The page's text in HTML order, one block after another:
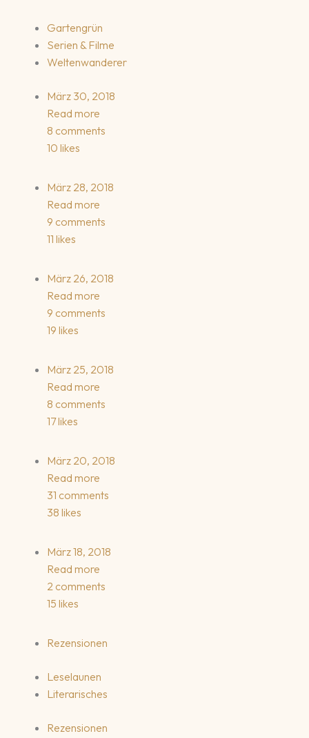
Gartengrün
Serien & Filme
Weltenwanderer
März 30, 2018
Read more
8 comments
10 likes
März 28, 2018
Read more
9 comments
11 likes
März 26, 2018
Read more
9 comments
19 likes
März 25, 2018
Read more
8 comments
17 likes
März 20, 2018
Read more
31 comments
38 likes
März 18, 2018
Read more
2 comments
15 likes
Rezensionen
Leselaunen
Literarisches
Rezensionen